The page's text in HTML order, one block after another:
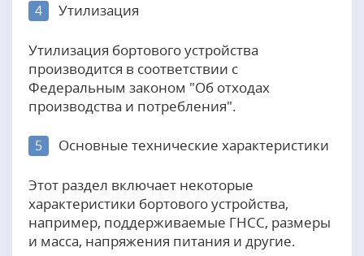
4 Утилизация
Утилизация бортового устройства
производится в соответствии с
Федеральным законом "Об отходах
производства и потребления".
5 Основные технические характеристики
Этот раздел включает некоторые
характеристики бортового устройства,
например, поддерживаемые ГНСС, размеры
и масса, напряжения питания и другие.